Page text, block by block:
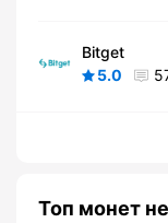
Bitget
5.0
Топ монет